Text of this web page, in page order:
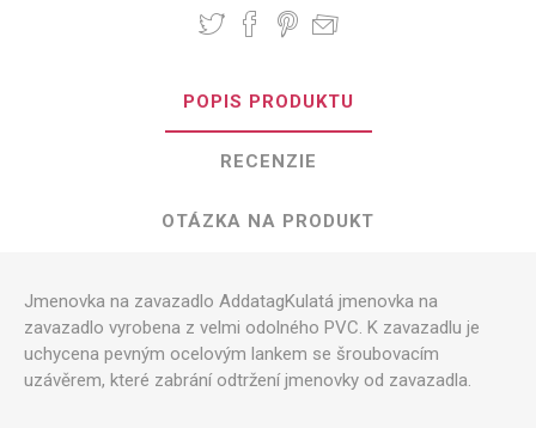
POPIS PRODUKTU
RECENZIE
OTÁZKA NA PRODUKT
Jmenovka na zavazadlo AddatagKulatá jmenovka na
zavazadlo vyrobena z velmi odolného PVC. K zavazadlu je
uchycena pevným ocelovým lankem se šroubovacím
uzávěrem, které zabrání odtržení jmenovky od zavazadla.